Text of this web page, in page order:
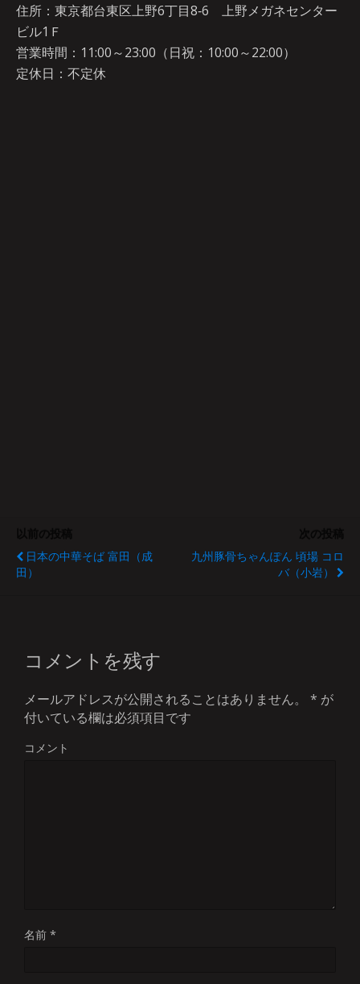
住所：東京都台東区上野6丁目8‐6 上野メガネセンター
ビル1Ｆ
営業時間：11:00～23:00（日祝：10:00～22:00）
定休日：不定休
日本の中華そば 富田（成
田）
九州豚骨ちゃんぽん 頃場 コロ
バ（小岩）
コメントを残す
メールアドレスが公開されることはありません。 * が
付いている欄は必須項目です
コメント
名前 *